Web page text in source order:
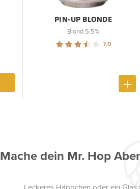
PIN-UP BLONDE
Blond 5,5%
7.0
Mache dein Mr. Hop